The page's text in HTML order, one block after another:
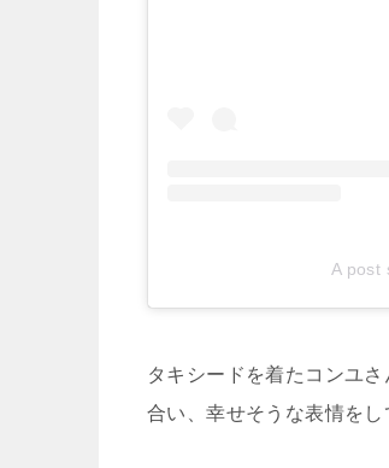
A post
タキシードを着たコンユ
合い、幸せそうな表情をし